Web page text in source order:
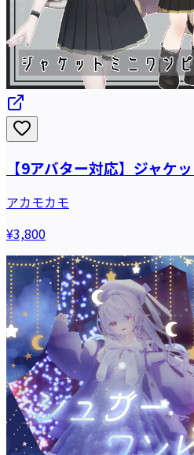
【9アバター対応】ジャケ
アカモカモ
¥3,800